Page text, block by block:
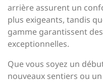
arrière assurent un
plus exigeants, tandis
gamme garantissent
exceptionnelles.
Que vous soyez un
nouveaux sentiers ou